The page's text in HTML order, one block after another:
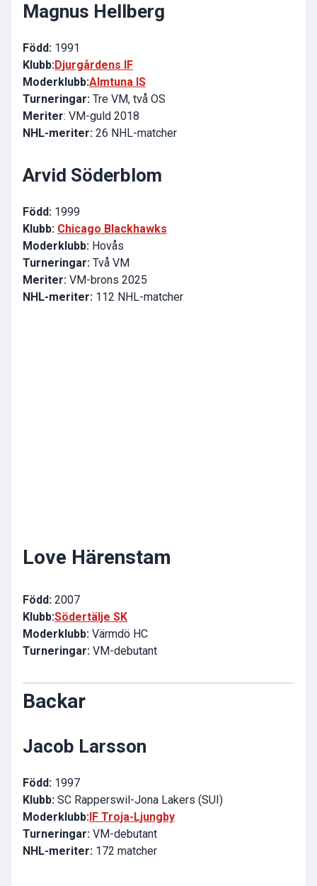
Magnus Hellberg
Född: 1991
Klubb:Djurgårdens IF
Moderklubb:Almtuna IS
Turneringar: Tre VM, två OS
Meriter: VM-guld 2018
NHL-meriter: 26 NHL-matcher
Arvid Söderblom
Född: 1999
Klubb: Chicago Blackhawks
Moderklubb: Hovås
Turneringar: Två VM
Meriter: VM-brons 2025
NHL-meriter: 112 NHL-matcher
Love Härenstam
Född: 2007
Klubb:Södertälje SK
Moderklubb: Värmdö HC
Turneringar: VM-debutant
Backar
Jacob Larsson
Född: 1997
Klubb: SC Rapperswil-Jona Lakers (SUI)
Moderklubb: IF Troja-Ljungby
Turneringar: VM-debutant
NHL-meriter: 172 matcher